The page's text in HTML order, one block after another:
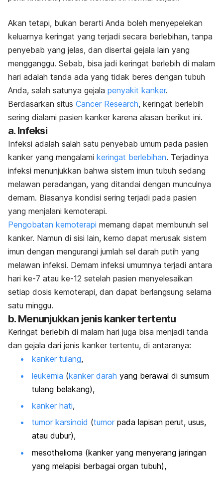
Akan tetapi, bukan berarti Anda boleh menyepelekan
keluarnya keringat yang terjadi secara berlebihan, tanpa
penyebab yang jelas, dan disertai gejala lain yang
mengganggu. Sebab, bisa jadi keringat berlebih di malam
hari adalah tanda ada yang tidak beres dengan tubuh
Anda, salah satunya gejala penyakit kanker.
Berdasarkan situs Cancer Research, keringat berlebih
sering dialami pasien kanker karena alasan berikut ini.
a. Infeksi
Infeksi adalah salah satu penyebab umum pada pasien
kanker yang mengalami keringat berlebihan. Terjadinya
infeksi menunjukkan bahwa sistem imun tubuh sedang
melawan peradangan, yang ditandai dengan munculnya
demam. Biasanya kondisi sering terjadi pada pasien
yang menjalani kemoterapi.
Pengobatan kemoterapi memang dapat membunuh sel
kanker. Namun di sisi lain, kemo dapat merusak sistem
imun dengan mengurangi jumlah sel darah putih yang
melawan infeksi. Demam infeksi umumnya terjadi antara
hari ke-7 atau ke-12 setelah pasien menyelesaikan
setiap dosis kemoterapi, dan dapat berlangsung selama
satu minggu.
b. Menunjukkan jenis kanker tertentu
Keringat berlebih di malam hari juga bisa menjadi tanda
dan gejala dari jenis kanker tertentu, di antaranya:
kanker tulang,
leukemia (kanker darah yang berawal di sumsum
tulang belakang),
kanker hati,
tumor karsinoid (tumor pada lapisan perut, usus,
atau dubur),
mesothelioma (kanker yang menyerang jaringan
yang melapisi berbagai organ tubuh),